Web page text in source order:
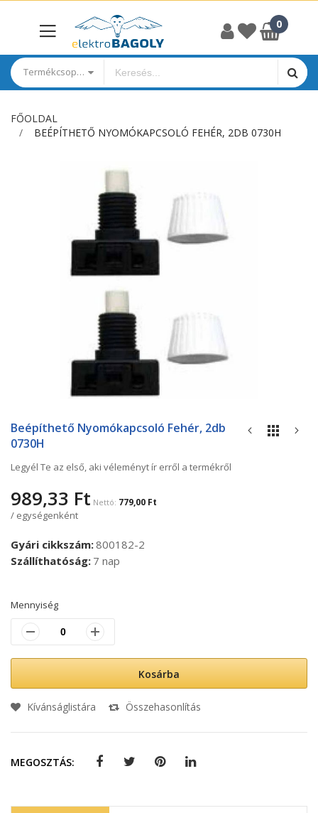
Termékcsoportok
FŐOLDAL
BEÉPÍTHETŐ NYOMÓKAPCSOLÓ FEHÉR, 2DB 0730H
a
képgaléria
Beépíthető Nyomókapcsoló Fehér, 2db
0730H
Legyél Te az első, aki véleményt ír erről a termékről
989,33 Ft 779,00 Ft
/ egységenként
Gyári cikkszám 800182-2
Szállíthatóság 7 nap
Mennyiség
Kosárba
Kívánságlistára Összehasonlítás
MEGOSZTÁS: